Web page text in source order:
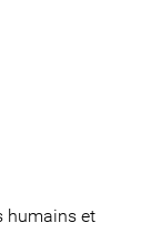
humains et